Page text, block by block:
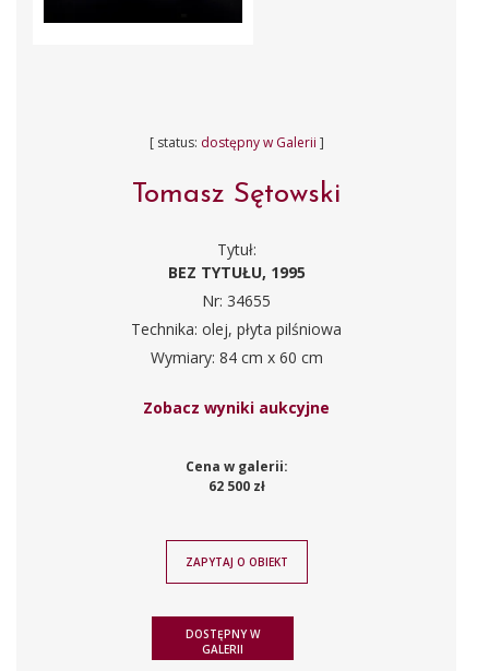
[ status: dostępny w Galerii ]
Tomasz Sętowski
Tytuł:
BEZ TYTUŁU, 1995
Nr: 34655
Technika: olej, płyta pilśniowa
Wymiary: 84 cm x 60 cm
Zobacz wyniki aukcyjne
Cena w galerii:
62 500 zł
ZAPYTAJ O OBIEKT
DOSTĘPNY W
GALERII